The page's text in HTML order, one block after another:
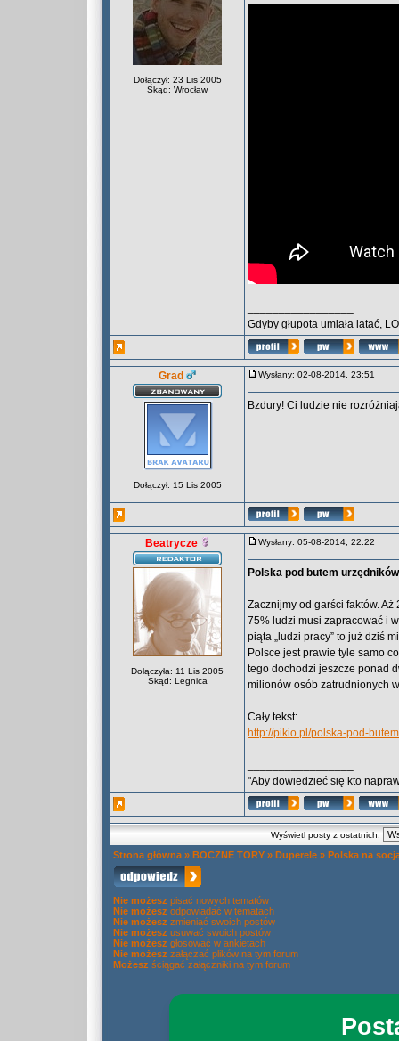
Dołączył: 23 Lis 2005
Skąd: Wrocław
Gdyby głupota umiała latać,
Grad
Dołączył: 15 Lis 2005
Wysłany: 02-08-2014, 23:51
Bzdury! Ci ludzie nie
Beatrycze
Dołączyła: 11 Lis 2005
Skąd: Legnica
Wysłany: 05-08-2014, 22:22
Polska pod butem urzędników
Zacznijmy od garści faktów. Aż
75% ludzi musi zapracować i
piąta „ludzi pracy” to już dziś
Polsce jest prawie tyle samo
tego dochodzi jeszcze ponad
milionów osób zatrudnionych
Cały tekst:
http://pikio.pl/polska-pod-
"Aby dowiedzieć się kto
Wyświetl posty z ostatnich:
Strona główna » BOCZNE TORY » Duperele » Polska na
Nie możesz pisać nowych tematów
Nie możesz odpowiadać w tematach
Nie możesz zmieniać swoich postów
Nie możesz usuwać swoich postów
Nie możesz głosować w ankietach
Nie możesz załączać plików na tym forum
Możesz ściągać załączniki na tym forum